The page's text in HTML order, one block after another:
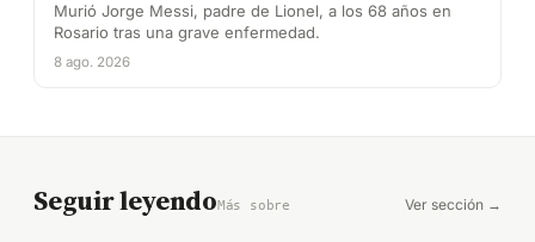
Murió Jorge Messi, padre de Lionel, a los 68 años en
Rosario tras una grave enfermedad.
8 ago. 2026
Seguir leyendoMás sobre Ver sección →